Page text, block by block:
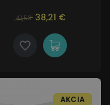
41,53 38,21 €
AKCIA